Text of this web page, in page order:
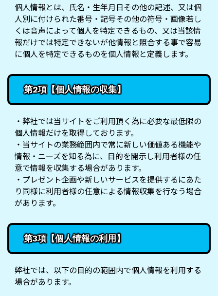
個人情報とは、氏名・生年月日その他の記述、又は個
人別に付けられた番号・記号その他の符号・画像若し
くは音声によって個人を特定できるもの、又は当該情
報だけでは特定できないが他情報と照合する事で容易
に個人を特定できるものを個人情報と定義します。
第2項【個人情報の収集】
・弊社では当サイトをご利用頂く為に必要な最低限の
個人情報だけを取得しております。
・当サイトの業務範囲内で常に新しい価値ある機能や
情報・ニーズを知る為に、目的を開示し利用者様の任
意で情報を収集する場合があります。
・プレゼント企画や新しいサービスを提供するにあた
り同様に利用者様の任意による情報収集を行なう場合
があります。
第3項【個人情報の利用】
弊社では、以下の目的の範囲内で個人情報を利用する
場合があります。